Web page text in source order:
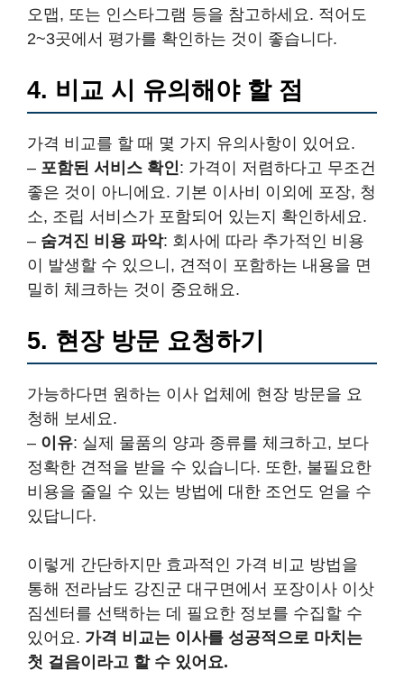
오맵, 또는 인스타그램 등을 참고하세요. 적어도
2~3곳에서 평가를 확인하는 것이 좋습니다.
4. 비교 시 유의해야 할 점
가격 비교를 할 때 몇 가지 유의사항이 있어요.
– 포함된 서비스 확인: 가격이 저렴하다고 무조건
좋은 것이 아니에요. 기본 이사비 이외에 포장, 청
소, 조립 서비스가 포함되어 있는지 확인하세요.
– 숨겨진 비용 파악: 회사에 따라 추가적인 비용
이 발생할 수 있으니, 견적이 포함하는 내용을 면
밀히 체크하는 것이 중요해요.
5. 현장 방문 요청하기
가능하다면 원하는 이사 업체에 현장 방문을 요
청해 보세요.
– 이유: 실제 물품의 양과 종류를 체크하고, 보다
정확한 견적을 받을 수 있습니다. 또한, 불필요한
비용을 줄일 수 있는 방법에 대한 조언도 얻을 수
있답니다.
이렇게 간단하지만 효과적인 가격 비교 방법을
통해 전라남도 강진군 대구면에서 포장이사 이삿
짐센터를 선택하는 데 필요한 정보를 수집할 수
있어요. 가격 비교는 이사를 성공적으로 마치는
첫 걸음이라고 할 수 있어요.